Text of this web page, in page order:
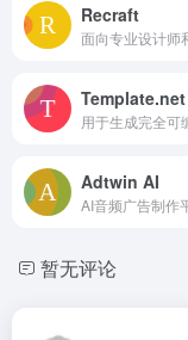
Recraft
Template.net
Adtwin AI
暂无评论